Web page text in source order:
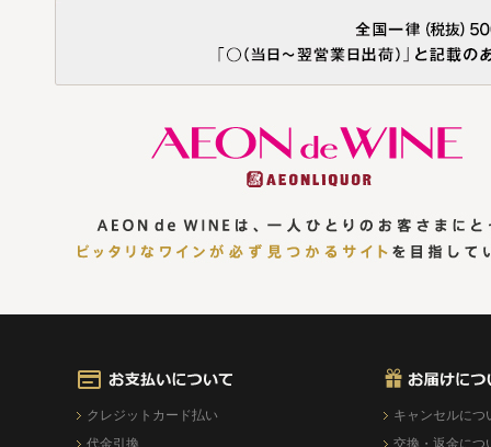
クレジットカード払い
代金引換
キャンセルにつ
交換・返金につ